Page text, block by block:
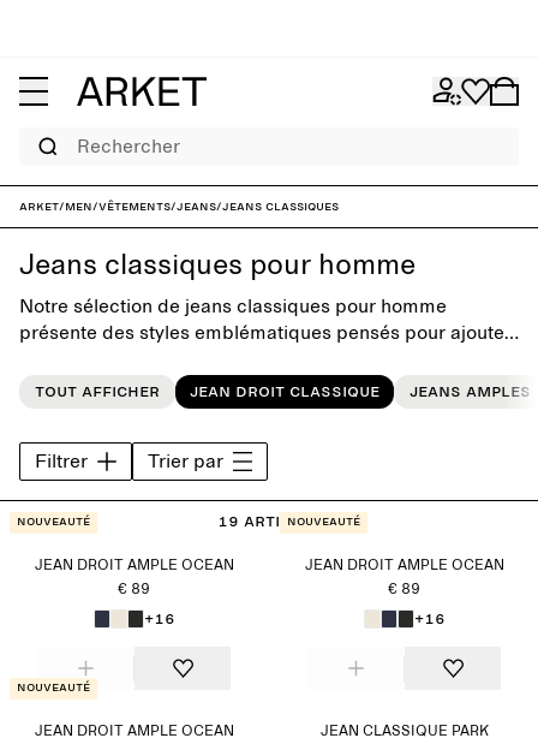
Rechercher
ARKET/Men/Vêtements/Jeans/Jeans classiques
Jeans classiques pour homme
Notre sélection de jeans classiques pour homme
présente des styles emblématiques pensés pour ajouter
Conçues pour résister aux tendances, nos pièces ont été
confectionnées en mettant l'accent sur la coupe et les
finitions.
Tout afficher Jean droit classique Jeans amples
Filtrer Trier par
19 articles
Nouveauté
JEAN DROIT AMPLE OCEAN
€ 89
+16
Nouveauté
JEAN DROIT AMPLE OCEAN
€ 89
+16
Nouveauté
JEAN DROIT AMPLE OCEAN
JEAN CLASSIQUE PARK